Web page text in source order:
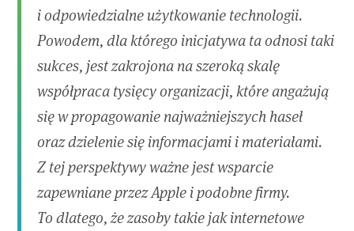
i odpowiedzialne użytkowanie technologii.
Powodem, dla którego inicjatywa ta odnosi taki
sukces, jest zakrojona na szeroką skalę
współpraca tysięcy organizacji, które angażują
się w propagowanie najważniejszych haseł
oraz dzielenie się informacjami i materiałami.
Z tej perspektywy ważne jest wsparcie
zapewniane przez Apple i podobne firmy.
To dlatego, że zasoby takie jak internetowe